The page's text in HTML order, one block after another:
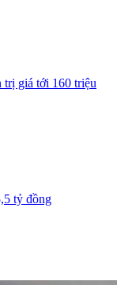
trị giá tới 160 triệu
tỷ đồng